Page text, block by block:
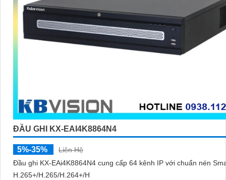
ĐẦU GHI KX-EAI4K8864N4
5%-35%
Liên Hệ
Đầu ghi KX-EAi4K8864N4 cung cấp 64 kênh IP với chuẩn nén
H.265+/H.265/H.264+/H